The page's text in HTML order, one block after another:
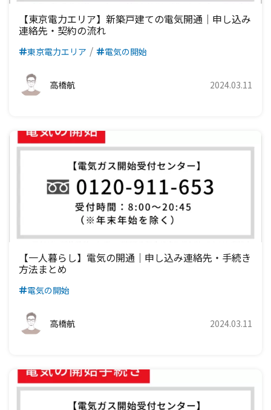
【東京電力エリア】新築戸建ての電気開通｜申し込み
連絡先・契約の流れ
東京電力エリア 電気の開始
高橋航 2024.03.11
【一人暮らし】電気の開通｜申し込み連絡先・手続き
方法まとめ
電気の開始
高橋航 2024.03.11